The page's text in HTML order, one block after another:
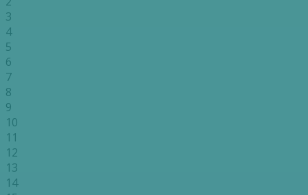
3
4
5
6
7
8
9
10
11
12
13
14